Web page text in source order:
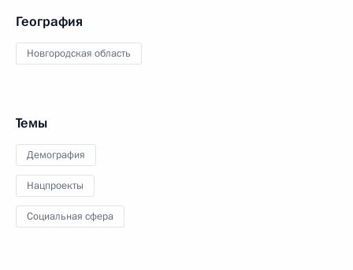
География
Новгородская область
Темы
Демография
Нацпроекты
Социальная сфера